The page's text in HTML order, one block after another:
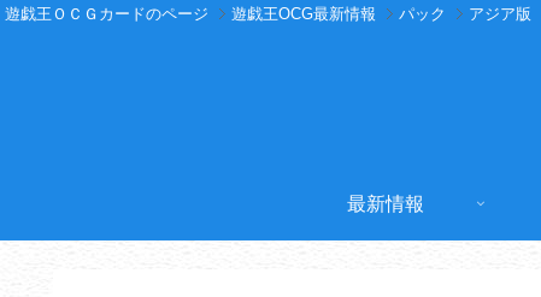
遊戯王ＯＣＧカードのページ 遊戯王OCG最新情報 パック アジア版
最新情報